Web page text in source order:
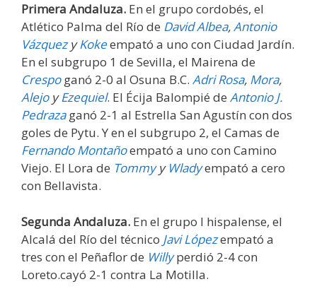
Primera Andaluza. En el grupo cordobés, el
Atlético Palma del Río de David Albea,Antonio
VázquezyKokeempató a uno con Ciudad Jardín.
En el subgrupo 1 de Sevilla, el Mairena de
Crespoganó 2-0 al Osuna B.C. Adri Rosa, Mora,
AlejoyEzequiel. El Écija Balompié de Antonio J.
Pedrazaganó 2-1 al Estrella San Agustín con dos
goles de Pytu. Y en el subgrupo 2, el Camas de
Fernando Montañoempató a uno con Camino
Viejo. El Lora de Tommyy Wladyempató a cero
con Bellavista.
Segunda Andaluza. En el grupo I hispalense, el
Alcalá del Río del técnico Javi Lópezempató a
tres con el Peñaflor de Willyperdió 2-4 con
Loreto.cayó 2-1 contra La Motilla.